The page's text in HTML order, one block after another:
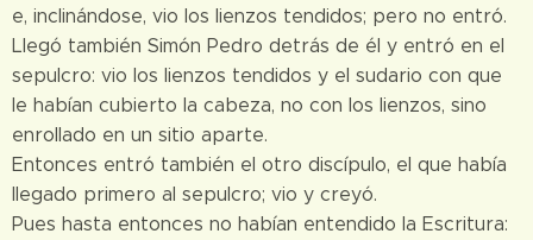
e, inclinándose, vio los lienzos tendidos; pero no entró.
Llegó también Simón Pedro detrás de él y entró en el
sepulcro: vio los lienzos tendidos y el sudario con que
le habían cubierto la cabeza, no con los lienzos, sino
enrollado en un sitio aparte.
Entonces entró también el otro discípulo, el que había
llegado primero al sepulcro; vio y creyó.
Pues hasta entonces no habían entendido la Escritura: